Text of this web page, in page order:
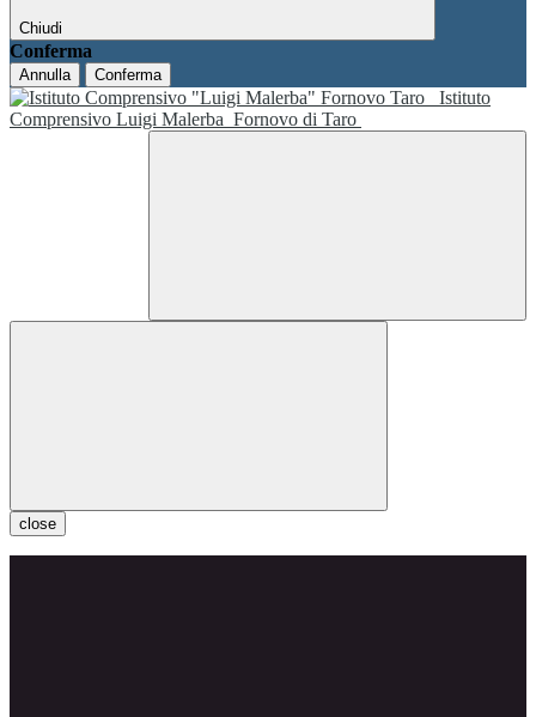
Chiudi
Conferma
Annulla Conferma
Istituto
Comprensivo Luigi Malerba Fornovo di Taro
close